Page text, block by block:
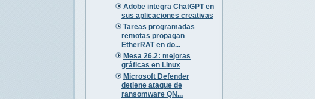
Adobe integra ChatGPT en
sus aplicaciones creativas
Tareas programadas
remotas propagan
EtherRAT en do...
Mesa 26.2: mejoras
gráficas en Linux
Microsoft Defender
detiene ataque de
ransomware QN...